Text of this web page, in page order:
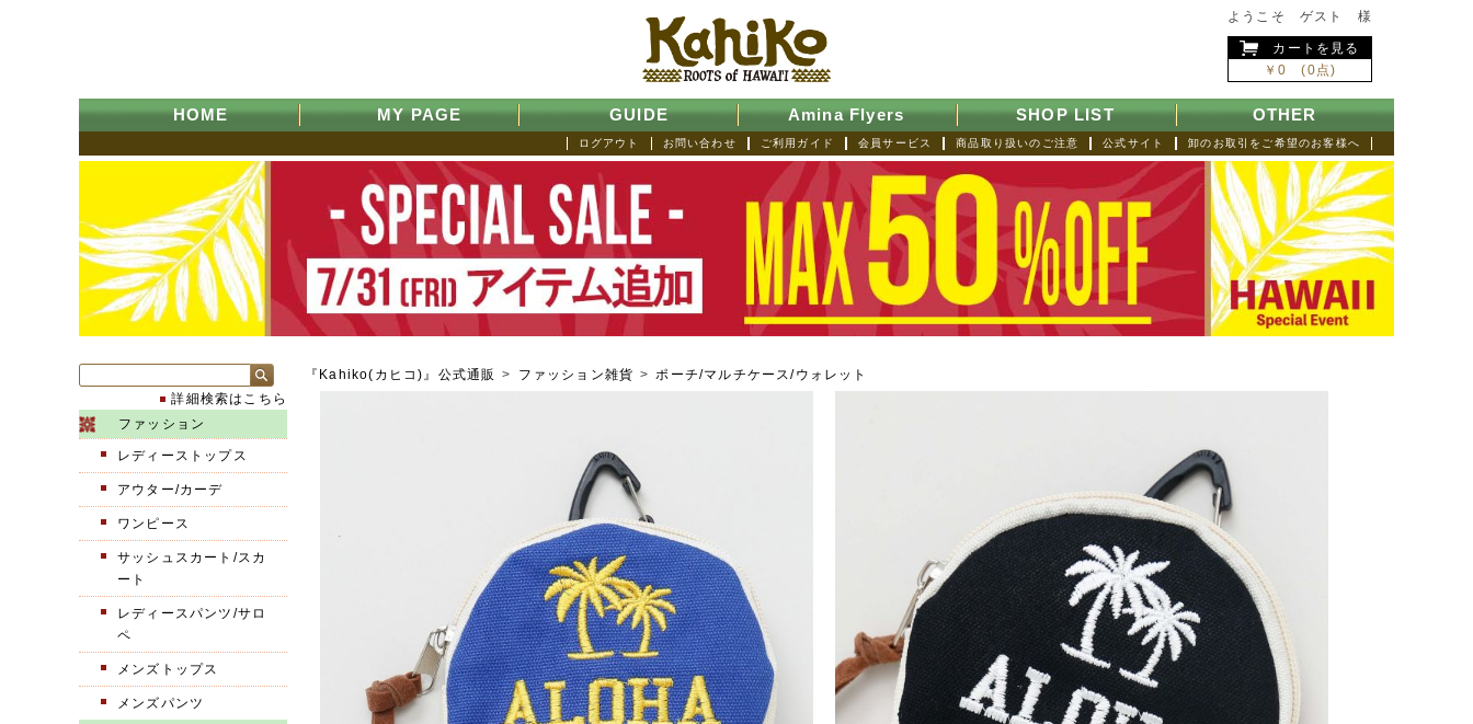
ようこそ ゲスト 様
カートを見る
￥0 (0点)
HOME MY PAGE GUIDE Amina Flyers SHOP LIST OTHER
卸のお取引をご希望のお客様へ
公式サイト
商品取り扱いのご注意
会員サービス
ご利用ガイド
お問い合わせ
ログアウト
『Kahiko(カヒコ)』公式通販 > ファッション雑貨 > ポーチ/マルチケース/ウォレット
詳細検索はこちら
ファッション
レディーストップス
アウター/カーデ
ワンピース
サッシュスカート/スカ
ート
レディースパンツ/サロ
ペ
メンズトップス
メンズパンツ